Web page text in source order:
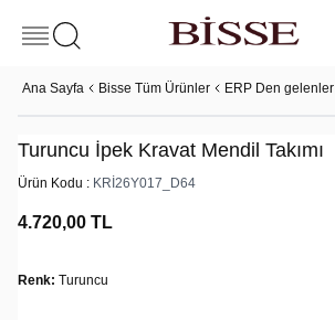
Ana Sayfa Bisse Tüm Ürünler ERP Den gelenler
Turuncu İpek Kravat Mendil Takımı
Ürün Kodu : KRİ26Y017_D64
4.720,00 TL
Renk: Turuncu